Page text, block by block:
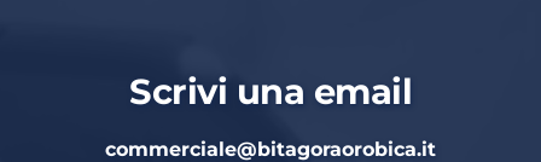
Scrivi una email
commerciale@bitagoraorobica.it